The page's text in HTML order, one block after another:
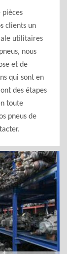
pièces
clients un
utilitaires
nous
et de
qui sont en
des étapes
toute
pneus de